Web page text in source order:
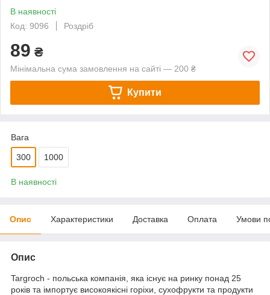
В наявності
Код: 9096
Роздріб
89 ₴
Мінімальна сума замовлення на сайті — 200 ₴
Купити
Вага
300 1000
В наявності
Опис Характеристики Доставка Оплата Умови
Опис
Targroch - польська компанія, яка існує на ринку понад 25
років та імпортує високоякісні горіхи, сухофрукти та продукти